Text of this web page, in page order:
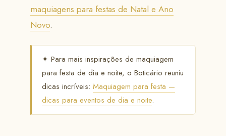
maquiagens para festas de Natal e Ano
Novo.
✦ Para mais inspirações de maquiagem
para festa de dia e noite, o Boticário reuniu
dicas incríveis: Maquiagem para festa —
dicas para eventos de dia e noite.